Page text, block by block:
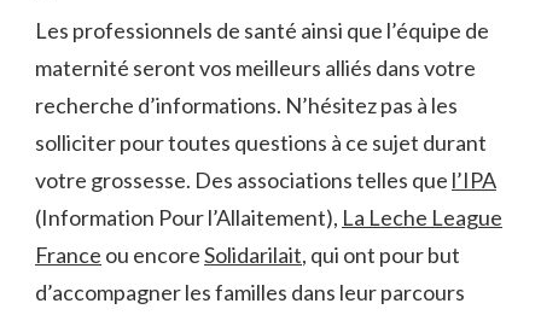
Les professionnels de santé ainsi que l’équipe de
maternité seront vos meilleurs alliés dans votre
recherche d’informations. N’hésitez pas à les
solliciter pour toutes questions à ce sujet durant
votre grossesse. Des associations telles que l’IPA
(Information Pour l’Allaitement), La Leche League
France ou encoreSolidarilait, qui ont pour but
d’accompagner les familles dans leur parcours